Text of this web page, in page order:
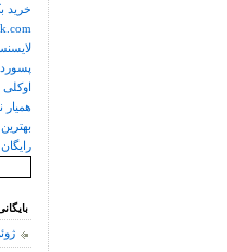
خرید
لایسنس
پسورد
اوکلی
همیار
رایگان
ژوئن